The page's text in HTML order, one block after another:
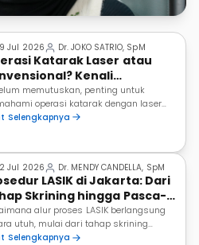
Jul 2026 Dr. JOKO SATRIO, SpM
Katarak Laser atau
Kenali
Sebelum
memutuskan, penting untuk
operasi katarak dengan laser
sama bertujuan mengatasi katarak.
Selengkapnya
Jul 2026 Dr. MENDY CANDELLA, SpM
LASIK di Jakarta: Dari
Skrining hingga Pasca-
alur proses LASIK berlangsung
utuh, mulai dari tahap skrining
hingga masa pemulihan setelah
Selengkapnya